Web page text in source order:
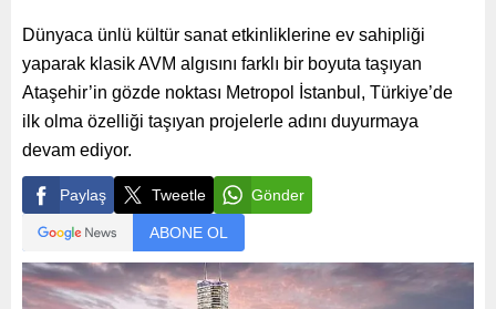
Dünyaca ünlü kültür sanat etkinliklerine ev sahipliği
yaparak klasik AVM algısını farklı bir boyuta taşıyan
Ataşehir’in gözde noktası Metropol İstanbul, Türkiye’de
ilk olma özelliği taşıyan projelerle adını duyurmaya
devam ediyor.
Paylaş Tweetle Gönder
ABONE OL